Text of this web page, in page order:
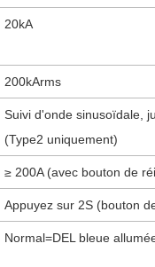
20kA
200kArms
Suivi d'onde sinusoïdale,
(Type2 uniquement)
≥ 200A (avec bouton de
Appuyez sur 2S (bouton
Normal=DEL bleue